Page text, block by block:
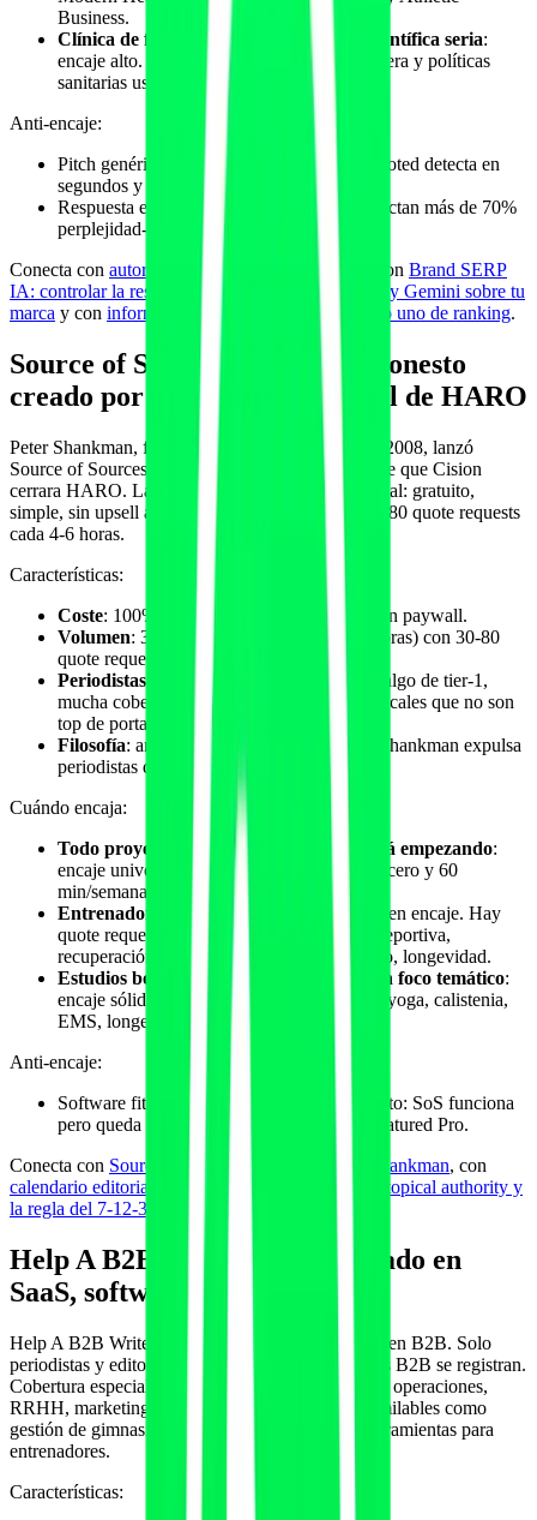
Business.
Clínica de fisioterapia con voz médico-científica seria:
encaje alto. Los periodistas de salud-financiera y políticas
sanitarias usan Qwoted intensivamente.
Anti-encaje:
Pitch genérico copiado de otro experto. Qwoted detecta en
segundos y baja tu reputation score.
Respuesta editada en exceso por IA. Si detectan más de 70%
perplejidad-BERT-baja, te expulsan.
Conecta con autoridad de autor EEAT en GEO , con Brand SERP
IA: controlar la respuesta de ChatGPT, Perplexity y Gemini sobre tu
marca y con información gain como factor número uno de ranking.
Source of Sources: el sucesor honesto
creado por el fundador original de HARO
Peter Shankman, fundador original de HARO en 2008, lanzó
Source of Sources (SoS) en enero 2024 después de que Cision
cerrara HARO. La filosofía es la de HARO original: gratuito,
simple, sin upsell agresivo, una newsletter con 30-80 quote requests
cada 4-6 horas.
Características:
Coste: 100% gratuito. Sin plan premium. Sin paywall.
Volumen: 3-5 newsletters / día (cada 4-6 horas) con 30-80
quote requests por edición.
Periodistas : muy mixto. Mucho freelance, algo de tier-1,
mucha cobertura nicho. Excelente para verticales que no son
top de portada.
Filosofía: anti-spam, pro-experto honesto. Shankman expulsa
periodistas que abusen.
Cuándo encaja:
Todo proyecto pequeño-mediano que está empezando:
encaje universal. Si solo tienes presupuesto cero y 60
min/semana, SoS es el primer canal a abrir.
Entrenadores y fisios autónomos
: muy buen encaje. Hay
quote requests específicos sobre nutrición deportiva,
recuperación, lesiones de corredor, postparto, longevidad.
Estudios boutique y gimnasios locales con foco temático:
encaje sólido. Quote requests sobre Pilates, yoga, calistenia,
EMS, longevity, sleep.
Anti-encaje:
Software fitness B2B grande con presupuesto: SoS funciona
pero queda corto. Mejor combinarlo con Featured Pro.
Conecta con Source of Sources oficial de Peter Shankman, con
calendario editorial GEO 52 semanas 2026
topical authority y
la regla del 7-12-30
Help A B2B Writer: verticalizado en
SaaS, software y operaciones
Help A B2B Writer es la plataforma especializada en B2B. Solo
periodistas y editores B2B publican. Solo expertos B2B se registran.
Cobertura especialmente fuerte en software, SaaS, operaciones,
RRHH, marketing B2B, logística y verticales asimilables como
gestión de gimnasios, software de fisioterapia, herramientas para
entrenadores.
Características: